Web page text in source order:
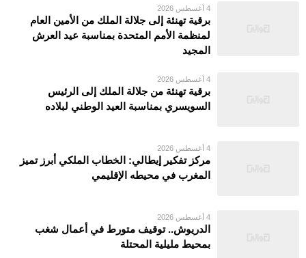
4 أغسطس 2026
برقية تهنئة إلى جلالة الملك من الأمين العام
لمنظمة الأمم المتحدة بمناسبة عيد العرش
المجيد
4 أغسطس 2026
برقية تهنئة من جلالة الملك إلى الرئيس
السويسري بمناسبة العيد الوطني لبلاده
4 أغسطس 2026
مركز تفكير إيطالي: الخطاب الملكي أبرز تميز
المغرب في محيطه الإقليمي
4 أغسطس 2026
الدريوش.. توقيف متورط في أعمال شغب
بمحيط مليلية المحتلة